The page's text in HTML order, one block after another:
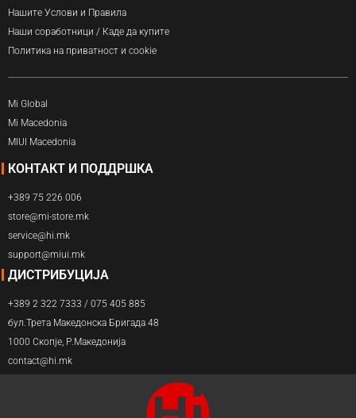
Нашите Услови и Правила
Наши соработници / Каде да купите
Политика на приватност и cookie
Mi Global
Mi Macedonia
MIUI Macedonia
КОНТАКТ И ПОДДРШКА
+389 75 226 006
store@mi-store.mk
service@hi.mk
support@miui.mk
ДИСТРИБУЦИЈА
+389 2 322 7333 / 075 405 885
бул.Трета Македонска Бригада 48
1000 Скопје, Р.Македонија
contact@hi.mk